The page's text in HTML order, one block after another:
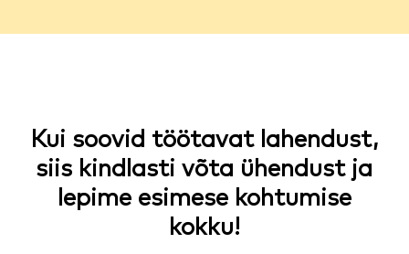
Kui soovid töötavat lahendust,
siis kindlasti võta ühendust ja
lepime esimese kohtumise
kokku!